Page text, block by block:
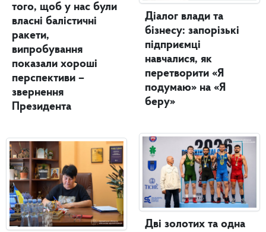
того, щоб у нас були
власні балістичні
ракети,
випробування
показали хороші
перспективи –
звернення
Президента
Діалог влади та
бізнесу: запорізькі
підприємці
навчалися, як
перетворити «Я
подумаю» на «Я
беру»
Дві золотих та одна